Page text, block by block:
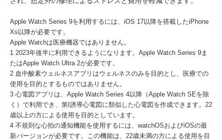
Apple Watch Series 9を利用するには、iOS 17以降を搭載したiPhone
Xs以降が必要です。
Apple Watchは医療機器ではありません。
1 2023年後半に利用できるようになります。Apple Watch Series 9ま
たはApple Watch Ultra 2が必要です。
2 血中酸素ウェルネスアプリはウェルネスのみを目的とし、医療での
使用を目的とするものではありません。
3 心電図アプリは、Apple Watch Series 4以降（Apple Watch SEを除
く）で利用でき、第I誘導心電図に類似した心電図を作成できます。22
歳以上の方による使用を目的としています。
4 不規則な心拍の通知機能を使用するには、watchOSおよびiOSの最
新バージョンが必要です。この機能は、22歳未満の方による使用を目